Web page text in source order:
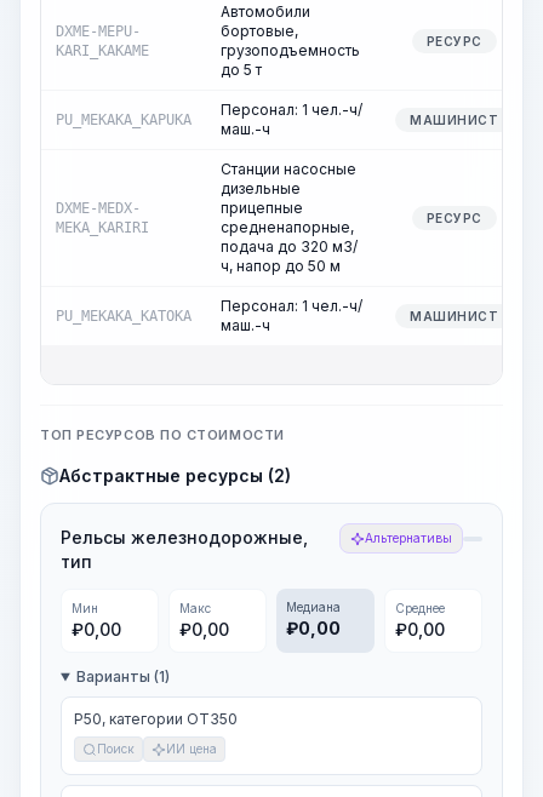
DXME-MEPU-
KARI_KAKAME
Автомобили
бортовые,
грузоподъемность
до 5 т
РЕСУРС
PU_MEKAKA_KAPUKA
Персонал: 1 чел.-ч/
маш.-ч
МАШИНИСТ
DXME-MEDX-
MEKA_KARIRI
Станции насосные
дизельные
прицепные
средненапорные,
подача до 320 м3/
ч, напор до 50 м
РЕСУРС
PU_MEKAKA_KATOKA
Персонал: 1 чел.-ч/
маш.-ч
МАШИНИСТ
ТОП РЕСУРСОВ ПО СТОИМОСТИ
Абстрактные ресурсы (2)
Рельсы железнодорожные,
тип
Альтернативы
Мин
₽0,00
Макс
₽0,00
Медиана
₽0,00
Среднее
₽0,00
Варианты (1)
Р50, категории ОТ350
Поиск ИИ цена